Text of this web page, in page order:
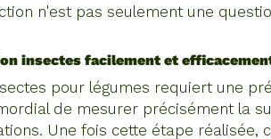
n'est pas seulement une
insectes facilement et
pour légumes requiert une
de mesurer précisément la
Une fois cette étape réalisée,